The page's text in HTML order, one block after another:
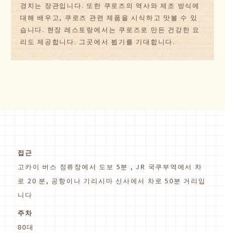
경치는 장관입니다. 또한 쿠로즈의 역사와 제조 방식에
대해 배우고, 쿠로즈 관련 제품을 시식하고 맛볼 수 있
습니다. 현장 레스토랑에서는 쿠로즈로 만든 건강한 요
리도 제공합니다. 그곳에서 뵙기를 기대합니다.
접근
고카이 버스 정류장에서 도보 5분 , JR 국쿠부역에서 차
로 20 분, 공항이나 기리시마 신사에서 차로 50분 거리입
니다
주차
80대